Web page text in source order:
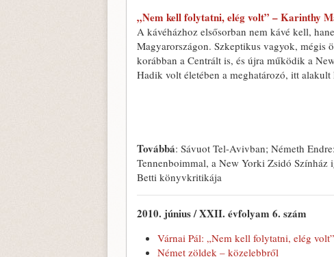
„Nem kell folytatni, elég volt” – Karinthy
A kávéházhoz elsősorban nem kávé kell,
Magyarországon. Szkeptikus vagyok, mégis
korábban a Centrált is, és újra működik a
Hadik volt életében a meghatározó, itt
Továbbá: Sávuot Tel-Avivban; Németh
Tennenboimmal, a New Yorki Zsidó Színház
Betti könyvkritikája
2010. június / XXII. évfolyam 6. szám
Várnai Pál: „Nem kell folytatni, elég volt”
Német zöldek – közelebbről